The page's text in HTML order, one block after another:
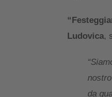
Ludovica,
da